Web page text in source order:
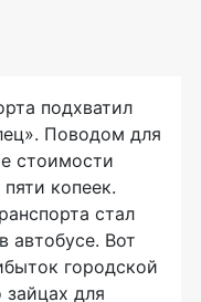
подхватил
Поводом для
стоимости
копеек.
стал
автобусе. Вот
городской
зайцах для